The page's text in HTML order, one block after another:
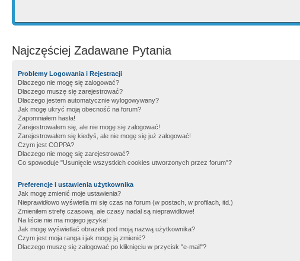
Najczęściej Zadawane Pytania
Problemy Logowania i Rejestracji
Dlaczego nie mogę się zalogować?
Dlaczego muszę się zarejestrować?
Dlaczego jestem automatycznie wylogowywany?
Jak mogę ukryć moją obecność na forum?
Zapomniałem hasła!
Zarejestrowałem się, ale nie mogę się zalogować!
Zarejestrowałem się kiedyś, ale nie mogę się już zalogować!
Czym jest COPPA?
Dlaczego nie mogę się zarejestrować?
Co spowoduje "Usunięcie wszystkich cookies utworzonych przez forum"?
Preferencje i ustawienia użytkownika
Jak mogę zmienić moje ustawienia?
Nieprawidłowo wyświetla mi się czas na forum (w postach, w profilach, itd.)
Zmieniłem strefę czasową, ale czasy nadal są nieprawidłowe!
Na liście nie ma mojego języka!
Jak mogę wyświetlać obrazek pod moją nazwą użytkownika?
Czym jest moja ranga i jak mogę ją zmienić?
Dlaczego muszę się zalogować po kliknięciu w przycisk "e-mail"?